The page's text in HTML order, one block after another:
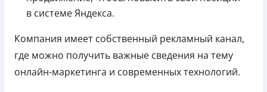
в системе Яндекса.
Компания имеет собственный рекламный канал,
где можно получить важные сведения на тему
онлайн-маркетинга и современных технологий.